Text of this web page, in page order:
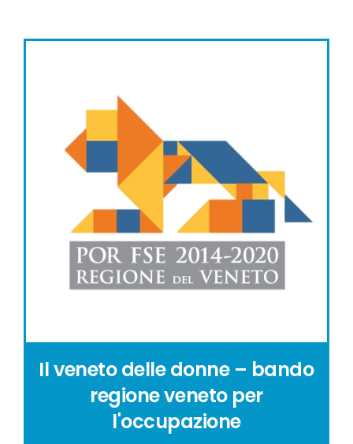
Il veneto delle donne – bando
regione veneto per
l'occupazione